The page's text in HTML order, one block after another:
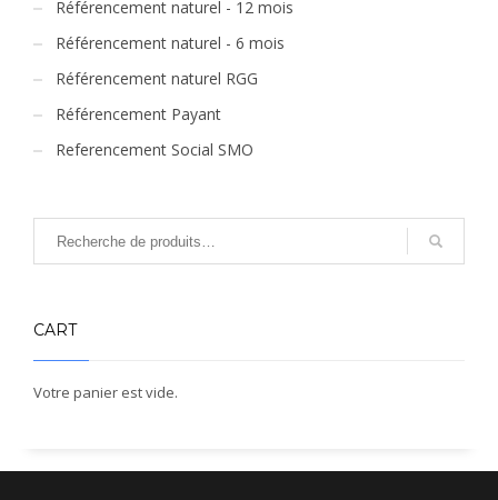
Référencement naturel - 12 mois
Référencement naturel - 6 mois
Référencement naturel RGG
Référencement Payant
Referencement Social SMO
CART
Votre panier est vide.